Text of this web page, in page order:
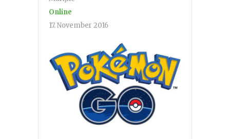
Online
17. November 2016